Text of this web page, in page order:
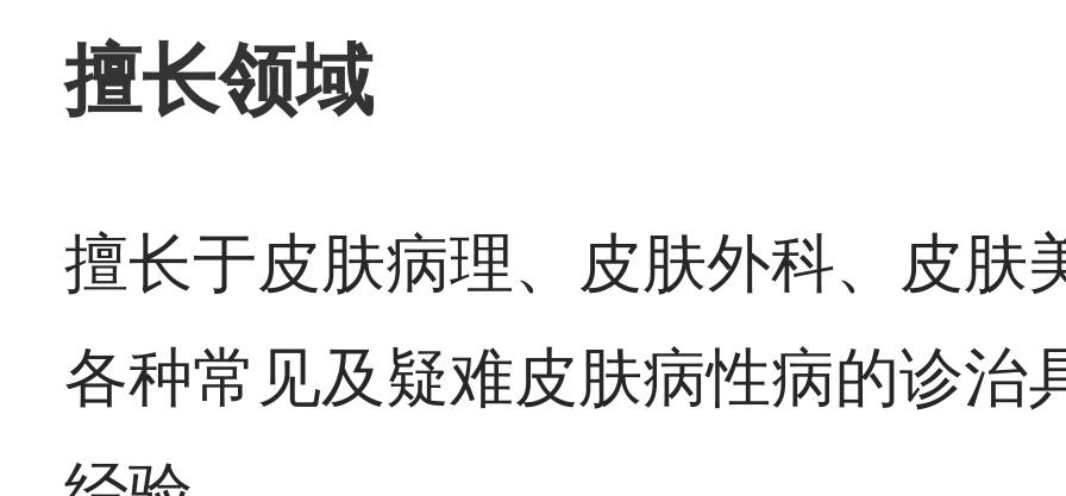
擅长领域
擅长于皮肤病理、皮肤外科、皮肤
各种常见及疑难皮肤病性病的诊治